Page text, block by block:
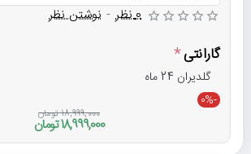
0 نظر - نوشتن نظر
گارانتی
گلدیران 24 ماه
-0%
18,999,000 تومان
18,999,000 تومان